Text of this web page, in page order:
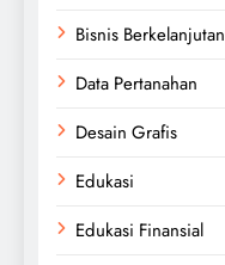
Bisnis Berkelanjutan
Data Pertanahan
Desain Grafis
Edukasi
Edukasi Finansial